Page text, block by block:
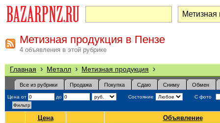
Метизная продукция в Пензе
4 объявления в этой рубрике
Главная › Металл › Метизная продукция ›
Все из рубрики Продажа Покупка Сдаю Сниму Обмен
Цена от до Состояние С фото
Цена Объявление